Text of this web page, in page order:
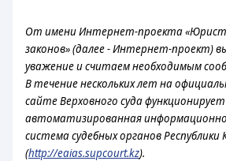
От имени Интернет-проекта
законов» (далее - Интернет-проект)
уважение и считаем необходимым
В течение нескольких лет на
сайте Верховного суда функционирует
автоматизированная
система судебных органов Республики
(http://eaias.supcourt.kz).